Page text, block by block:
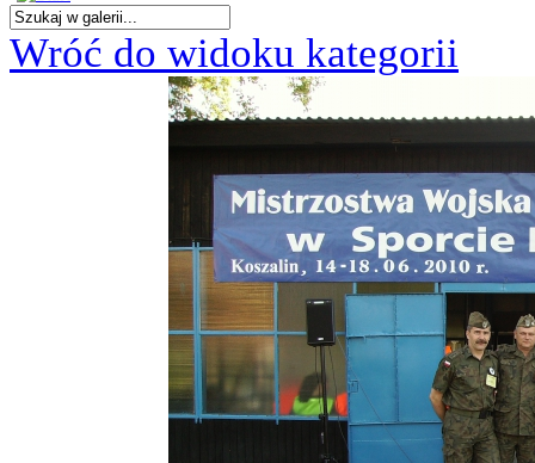
Wróć do widoku kategorii